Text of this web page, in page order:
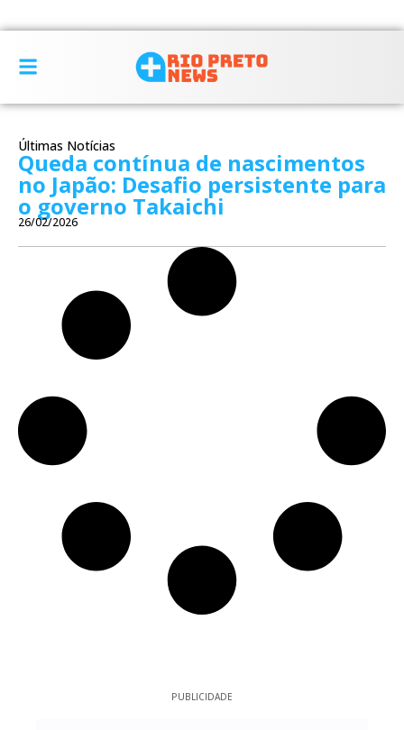
Últimas Notícias
Queda contínua de nascimentos
no Japão: Desafio persistente para
o governo Takaichi
26/02/2026
PUBLICIDADE